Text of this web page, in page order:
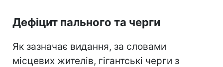
Дефіцит пального та черги
Як зазначає видання, за словами
місцевих жителів, гігантські черги з